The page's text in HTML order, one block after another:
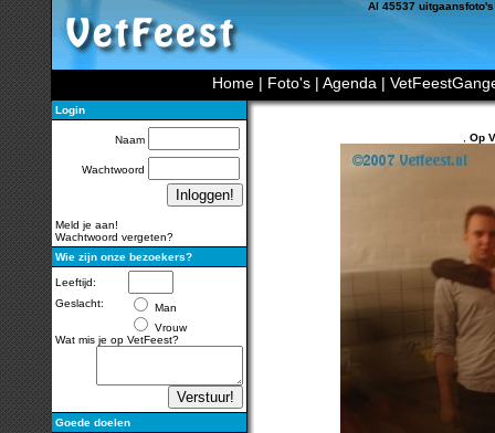
Al 45537
Home | Foto's | Agenda |
Login
Naam
Wachtwoord
Meld je aan!
Wachtwoord vergeten?
Wie zijn onze bezoekers?
Leeftijd:
Geslacht:
Man
Vrouw
Wat mis je op VetFeest?
Goede doelen
Op